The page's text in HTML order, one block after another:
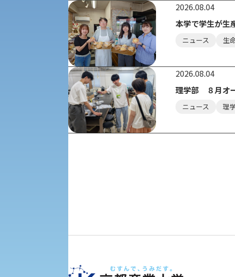
入学試験要項・出願書類
障害学生教育支援センター
社会安全・警察学研究所
植物科学研究センター
2026.08.04
本学で学生が生
ニュース 生
2026.08.04
理学部 ８月オ
ニュース 理